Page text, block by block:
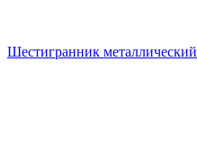
Шестигранник металлический